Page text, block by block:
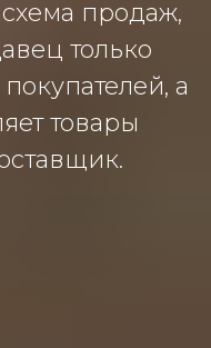
продаж,
только
а
товары